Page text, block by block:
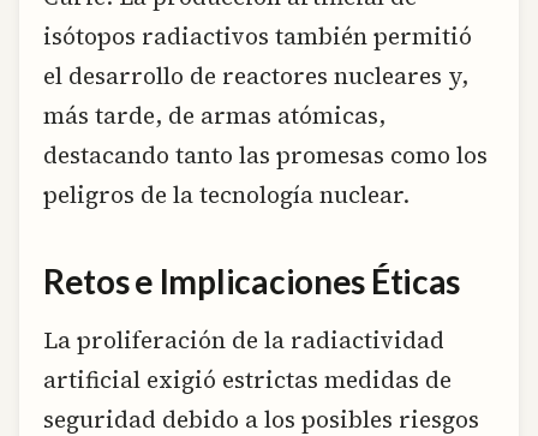
isótopos radiactivos también permitió
el desarrollo de reactores nucleares y,
más tarde, de armas atómicas,
destacando tanto las promesas como los
peligros de la tecnología nuclear.
Retos e Implicaciones Éticas
La proliferación de la radiactividad
artificial exigió estrictas medidas de
seguridad debido a los posibles riesgos